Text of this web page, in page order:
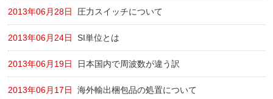
2013年06月28日 圧力スイッチについて
2013年06月24日 SI単位とは
2013年06月19日 日本国内で周波数が違う訳
2013年06月17日 海外輸出梱包品の処置について